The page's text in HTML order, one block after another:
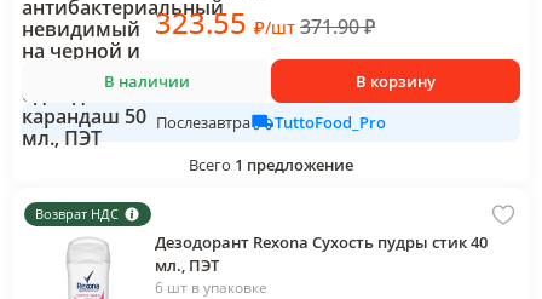
323.55 ₽/шт 371.90₽
В наличии
В корзину
Послезавтра
TuttoFood_Pro
Всего 1 предложение
Возврат НДС
Дезодорант Rexona Сухость пудры стик 40
мл., ПЭТ
6 шт в упаковке